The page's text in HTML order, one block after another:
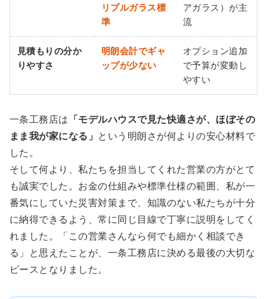
リプルガラス標
準
アガラス）が主
流
見積もりの分か
りやすさ
明朗会計でギャ
ップが少ない
オプション追加
で予算が変動し
やすい
一条工務店は
「モデルハウスで見た快適さが、ほぼその
まま我が家になる」 という明朗さが何よりの安心材料で
した。
そして何より、私たちを担当してくれた営業の方がとて
も誠実でした。お金の仕組みや標準仕様の範囲、私が一
番気にしていた災害対策まで、知識のない私たちが十分
に納得できるよう、常に同じ目線で丁寧に説明をしてく
れました。「この営業さんなら何でも細かく相談でき
る」と思えたことが、一条工務店に決める最後の大切な
ピースとなりました。